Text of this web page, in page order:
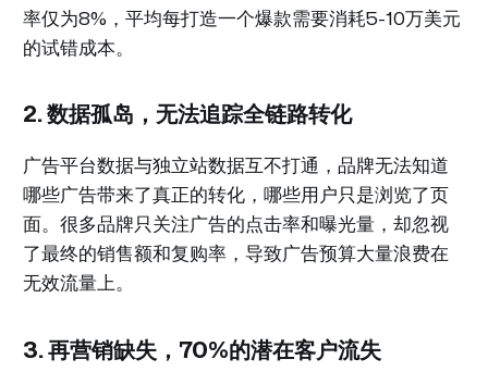
率仅为8%，平均每打造一个爆款需要消耗5-10万美元
的试错成本。
2. 数据孤岛，无法追踪全链路转化
广告平台数据与独立站数据互不打通，品牌无法知道
哪些广告带来了真正的转化，哪些用户只是浏览了页
面。很多品牌只关注广告的点击率和曝光量，却忽视
了最终的销售额和复购率，导致广告预算大量浪费在
无效流量上。
3. 再营销缺失，70%的潜在客户流失